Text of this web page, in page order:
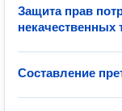
Защита прав
некачественных
Составление